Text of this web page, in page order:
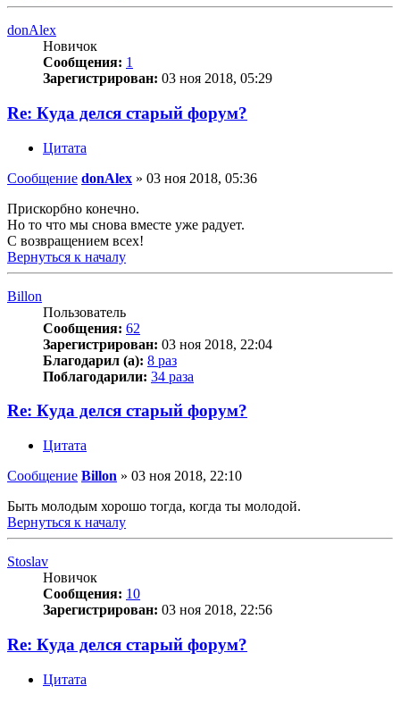
donAlex
Новичок
Сообщения: 1
Зарегистрирован: 03 ноя 2018, 05:29
Re: Куда делся старый форум?
Цитата
Сообщение donAlex » 03 ноя 2018, 05:36
Прискорбно конечно.
Но то что мы снова вместе уже радует.
С возвращением всех!
Вернуться к началу
Billon
Пользователь
Сообщения: 62
Зарегистрирован: 03 ноя 2018, 22:04
Благодарил (а): 8 раз
Поблагодарили: 34 раза
Re: Куда делся старый форум?
Цитата
Сообщение Billon » 03 ноя 2018, 22:10
Быть молодым хорошо тогда, когда ты молодой.
Вернуться к началу
Stoslav
Новичок
Сообщения: 10
Зарегистрирован: 03 ноя 2018, 22:56
Re: Куда делся старый форум?
Цитата